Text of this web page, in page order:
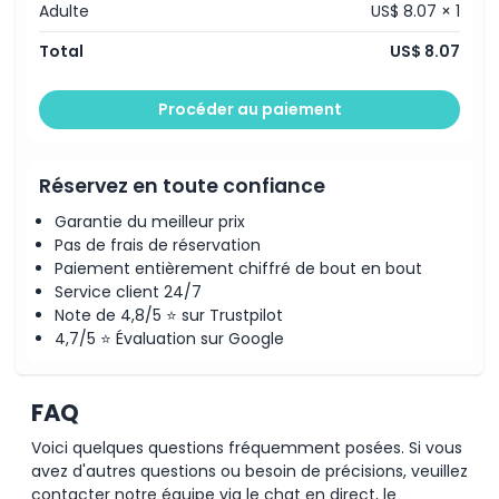
Supplément
Heures d'ouverture
Emplacement
Comment s'y rendre
Adulte
US$ 8.07 × 1
Total
US$ 8.07
Procéder au paiement
Réservez en toute confiance
Garantie du meilleur prix
Pas de frais de réservation
Paiement entièrement chiffré de bout en bout
Service client 24/7
Note de 4,8/5 ⭐ sur Trustpilot
4,7/5 ⭐ Évaluation sur Google
FAQ
Voici quelques questions fréquemment posées. Si vous
avez d'autres questions ou besoin de précisions, veuillez
contacter notre équipe via le chat en direct, le